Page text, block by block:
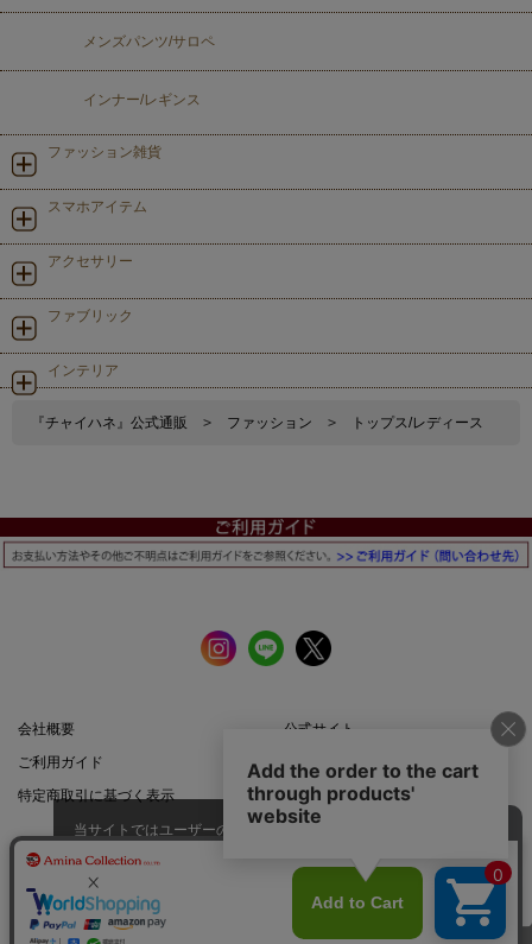
メンズパンツ/サロペ
インナー/レギンス
ファッション雑貨
スマホアイテム
アクセサリー
ファブリック
インテリア
『チャイハネ』公式通販 > ファッション > トップス/レディース
会社概要
公式サイト
ご利用ガイド
店舗一覧
特定商取引に基づく表示
プライバシーポリシー
スマートフォン | PCサイト
当サイトではユーザーの利便性向